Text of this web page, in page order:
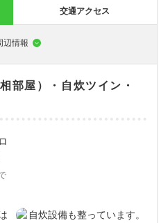
許パンフレット
取得
交通アクセス
辺情報
部屋）・自炊ツイン・